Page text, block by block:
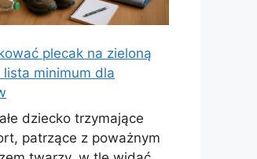
plecak na zieloną
lista minimum dla